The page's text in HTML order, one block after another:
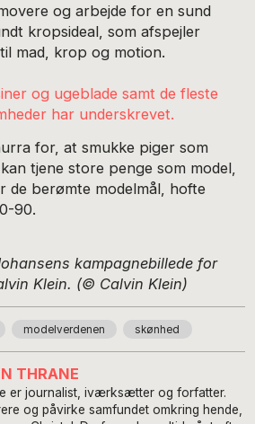
og arbejde for en sund
kropsideal, som afspejler
mad, krop og motion.
og ugeblade samt de fleste
har underskrevet.
for, at smukke piger som
tjene store penge som model,
de berømte modelmål, hofte
90.
kampagnebillede for
Klein. (© Calvin Klein)
modelverdenen skønhed
THRANE
er journalist, iværksætter og forfatter.
og påvirke samfundet omkring hende,